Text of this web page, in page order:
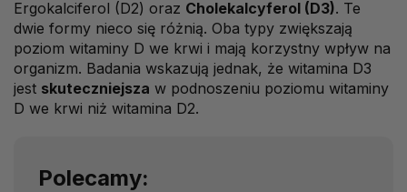
Ergokalciferol (D2) oraz Cholekalcyferol (D3). Te
dwie formy nieco się różnią. Oba typy zwiększają
poziom witaminy D we krwi i mają korzystny wpływ na
organizm. Badania wskazują jednak, że witamina D3
jest skuteczniejsza w podnoszeniu poziomu witaminy
D we krwi niż witamina D2.
Polecamy: